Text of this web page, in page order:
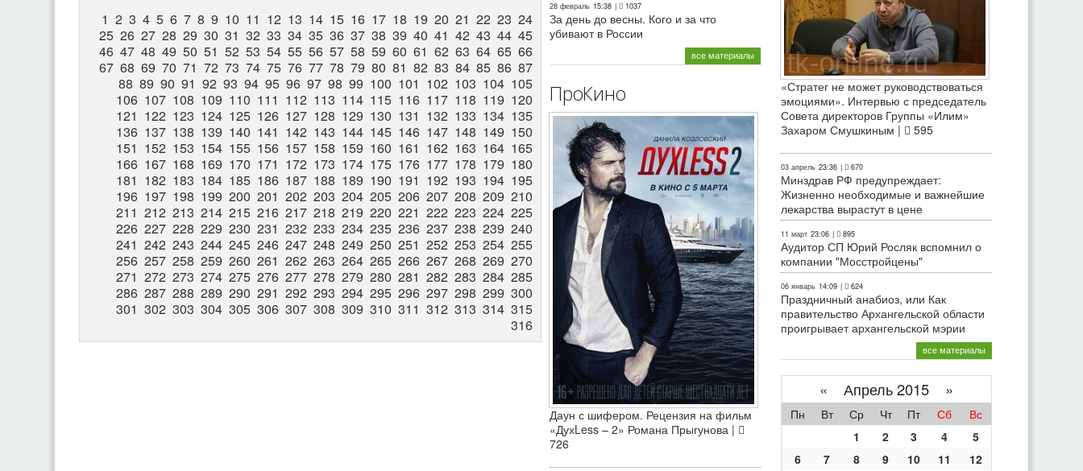
1 2 3 4 5 6 7 8 9 10 11 12 13 14 15 16 17 18 19 20 21 22 23 24
25 26 27 28 29 30 31 32 33 34 35 36 37 38 39 40 41 42 43 44 45
46 47 48 49 50 51 52 53 54 55 56 57 58 59 60 61 62 63 64 65 66
67 68 69 70 71 72 73 74 75 76 77 78 79 80 81 82 83 84 85 86 87
88 89 90 91 92 93 94 95 96 97 98 99 100 101 102 103 104 105
106 107 108 109 110 111 112 113 114 115 116 117 118 119 120
121 122 123 124 125 126 127 128 129 130 131 132 133 134 135
136 137 138 139 140 141 142 143 144 145 146 147 148 149 150
151 152 153 154 155 156 157 158 159 160 161 162 163 164 165
166 167 168 169 170 171 172 173 174 175 176 177 178 179 180
181 182 183 184 185 186 187 188 189 190 191 192 193 194 195
196 197 198 199 200 201 202 203 204 205 206 207 208 209 210
211 212 213 214 215 216 217 218 219 220 221 222 223 224 225
226 227 228 229 230 231 232 233 234 235 236 237 238 239 240
241 242 243 244 245 246 247 248 249 250 251 252 253 254 255
256 257 258 259 260 261 262 263 264 265 266 267 268 269 270
271 272 273 274 275 276 277 278 279 280 281 282 283 284 285
286 287 288 289 290 291 292 293 294 295 296 297 298 299 300
301 302 303 304 305 306 307 308 309 310 311 312 313 314 315
316
28 февраль 15:38 | 1037
За день до весны. Кого и за что
убивают в России
все материалы
ПроКино
Даун с шифером. Рецензия на фильм
«ДухLess – 2» Романа Прыгунова |
726
«Стратег не может руководствоваться
эмоциями». Интервью с председатель
Совета директоров Группы «Илим»
Захаром Смушкиным |
595
03 апрель 23:36 | 670
Минздрав РФ предупреждает:
Жизненно необходимые и важнейшие
лекарства вырастут в цене
11 март 23:06 | 895
Аудитор СП Юрий Росляк вспомнил о
компании "Мосстройцены"
06 январь 14:09 | 624
Праздничный анабиоз, или Как
правительство Архангельской области
проигрывает архангельской мэрии
все материалы
« Апрель 2015 »
Пн Вт Ср Чт Пт Сб
Вс
1
2 3 4
5
6
7 8 9 10 11
12